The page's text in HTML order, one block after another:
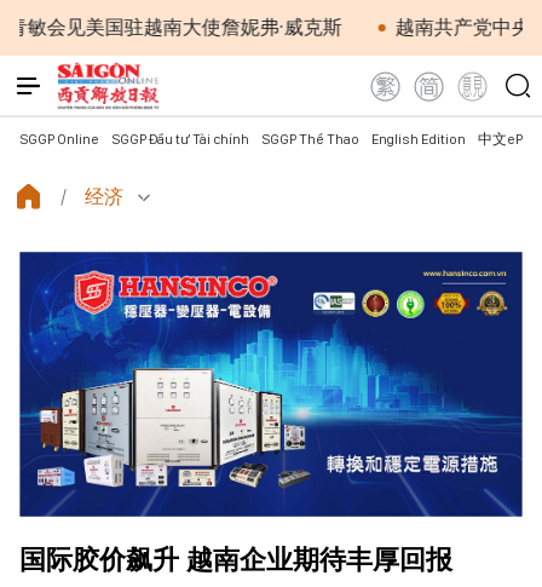
美国驻越南大使詹妮弗·威克斯 越南共产党中央总书记
SGGP Online SGGP Đầu tư Tài chính SGGP Thể Thao English Edition 中文
经济
国际胶价飙升 越南企业期待丰厚回报